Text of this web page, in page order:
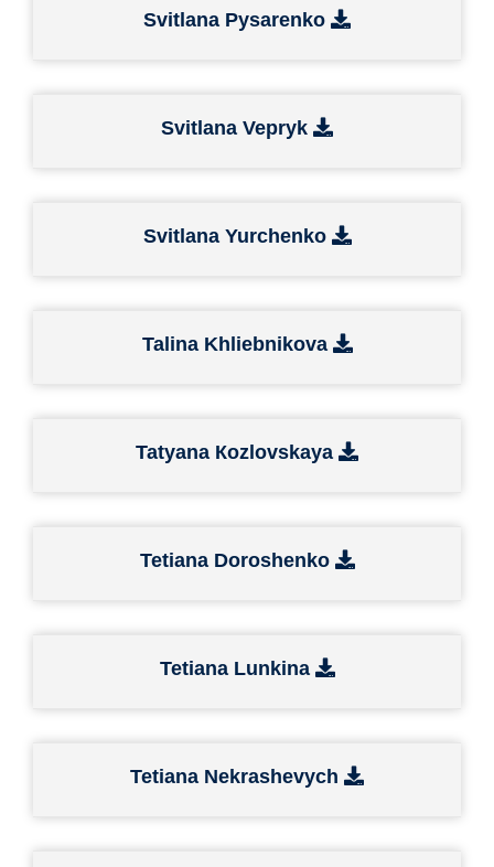
Svitlana Pysarenko
Svitlana Vepryk
Svitlana Yurchenko
Talina Khliebnikova
Tatyana Кozlovskaya
Tetiana Doroshenko
Tetiana Lunkina
Tetiana Nekrashevych